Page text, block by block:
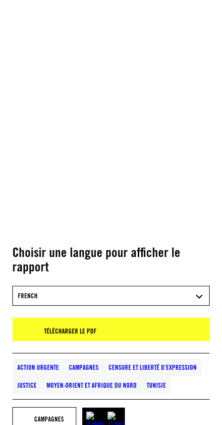
Choisir une langue pour afficher le
rapport
FRENCH
TÉLÉCHARGER LE PDF
ACTION URGENTE CAMPAGNES CENSURE ET LIBERTÉ D’EXPRESSION
JUSTICE MOYEN-ORIENT ET AFRIQUE DU NORD TUNISIE
CAMPAGNES